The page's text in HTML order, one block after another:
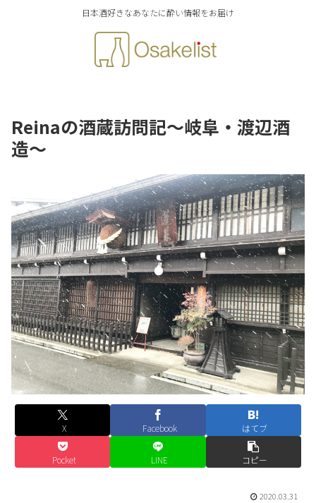
日本酒好きなあなたに酔い情報をお届け
Reinaの酒蔵訪問記～岐阜・渡辺酒
造～
X Facebook はてブ
Pocket LINE コピー
2020.03.31